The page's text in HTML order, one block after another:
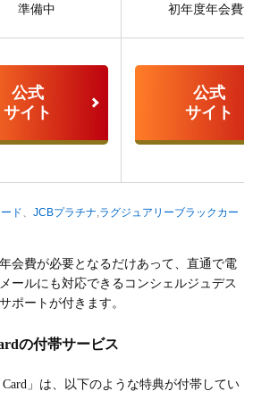
準備中 初年度年会費
公式
サイト
公式
サイト
ド、 JCBプラチナ,ラグジュアリーブラックカー
会費が必要となるだけあって、直通で電
ールにも対応できるコンシェルジュデス
ポートが付きます。
の付帯サービス
Card」は、以下のような特典が付帯してい